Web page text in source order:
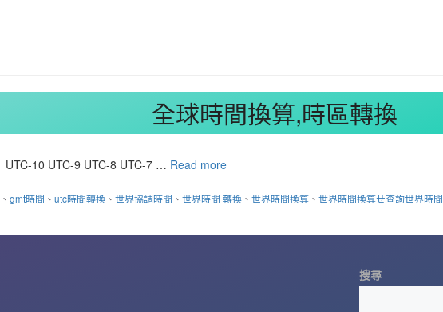
全球時間換算,時區轉換
UTC-10 UTC-9 UTC-8 UTC-7 … Read more
、gmt時間 、utc時間轉換 、世界協調時間 、世界時間 轉換 、世界時間換算 、世界時間換算ㄝ查詢世界時間
搜尋